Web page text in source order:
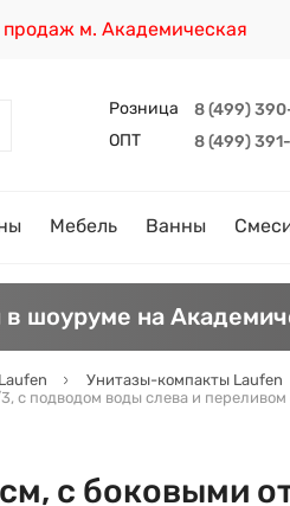
м. Академическая
Розница 8 (499)
ОПТ
8 (499)
Мебель Ванны
шоуруме на
Унитазы-компакты Laufen
с подводом воды слева и
с боковыми